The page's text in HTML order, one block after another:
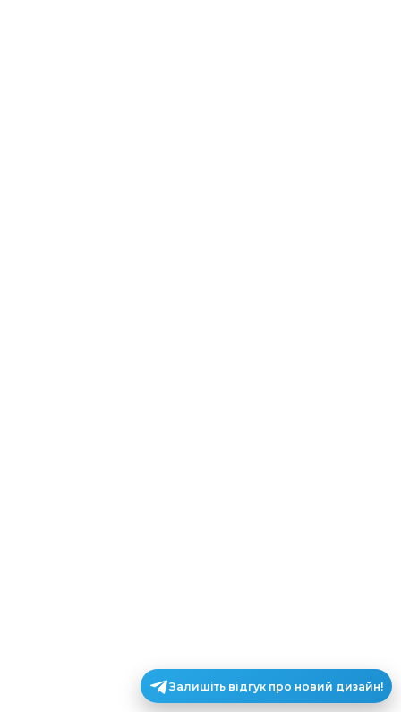
Залишіть відгук про новий дизайн!